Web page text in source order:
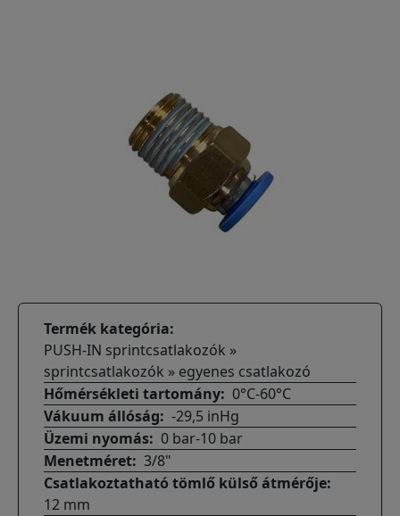
Termék kategória
PUSH-IN sprintcsatlakozók »
sprintcsatlakozók » egyenes csatlakozó
Hőmérsékleti tartomány
0°C-60°C
Vákuum állóság
-29,5 inHg
Üzemi nyomás
0 bar-10 bar
Menetméret 3/8"
Csatlakoztatható tömlő külső átmérője
12 mm